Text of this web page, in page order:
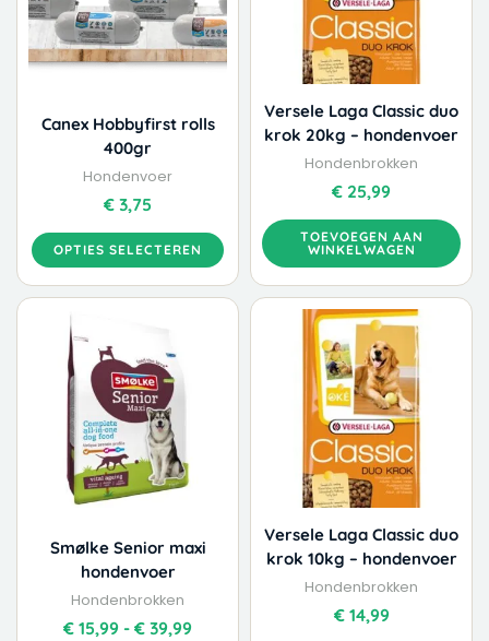
Canex Hobbyfirst rolls
400gr
Hondenvoer
€ 3,75
OPTIES SELECTEREN
Deze
optie
kan
op
de
productpagina
Versele Laga Classic duo
krok 20kg – hondenvoer
Hondenbrokken
€ 25,99
TOEVOEGEN AAN
WINKELWAGEN
Smølke Senior maxi
hondenvoer
Hondenbrokken
€ 15,99 - € 39,99
Prijsklasse:
heeft
meerdere
variaties.
Deze
optie
kan
gekozen
op
de
productpagina
Versele Laga Classic duo
krok 10kg – hondenvoer
Hondenbrokken
€14,99